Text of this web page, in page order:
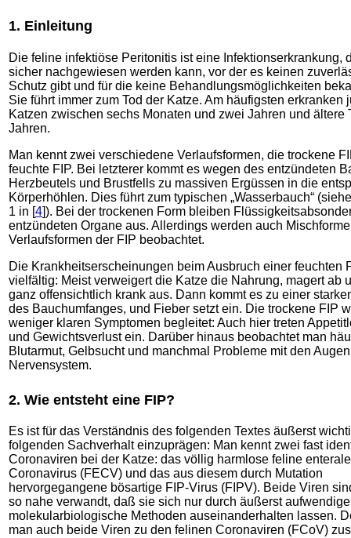
1. Einleitung
Die feline infektiöse Peritonitis ist eine Infektionserkrankung,
sicher nachgewiesen werden kann, vor der es keinen
Schutz gibt und für die keine Behandlungsmöglichkeiten
Sie führt immer zum Tod der Katze. Am häufigsten erkranken
Katzen zwischen sechs Monaten und zwei Jahren und ältere
Jahren.
Man kennt zwei verschiedene Verlaufsformen, die trockene
feuchte FIP. Bei letzterer kommt es wegen des entzündeten
Herzbeutels und Brustfells zu massiven Ergüssen in die
Körperhöhlen. Dies führt zum typischen „Wasserbauch“
1 in [4]). Bei der trockenen Form bleiben
entzündeten Organe aus. Allerdings werden auch
Verlaufsformen der FIP beobachtet.
Die Krankheitserscheinungen beim Ausbruch einer feuchten
vielfältig: Meist verweigert die Katze die Nahrung, magert ab
ganz offensichtlich krank aus. Dann kommt es zu einer
des Bauchumfanges, und Fieber setzt ein. Die trockene FIP
weniger klaren Symptomen begleitet: Auch hier treten
und Gewichtsverlust ein. Darüber hinaus beobachtet man
Blutarmut, Gelbsucht und manchmal Probleme mit den
Nervensystem.
2. Wie entsteht eine FIP?
Es ist für das Verständnis des folgenden Textes äußerst
folgenden Sachverhalt einzuprägen: Man kennt zwei fast
Coronaviren bei der Katze: das völlig harmlose feline enterale
Coronavirus (FECV) und das aus diesem durch Mutation
hervorgegangene bösartige FIP-Virus (FIPV). Beide Viren
so nahe verwandt, daß sie sich nur durch äußerst aufwendige
molekularbiologische Methoden auseinanderhalten lassen.
man auch beide Viren zu den felinen Coronaviren (FCoV)